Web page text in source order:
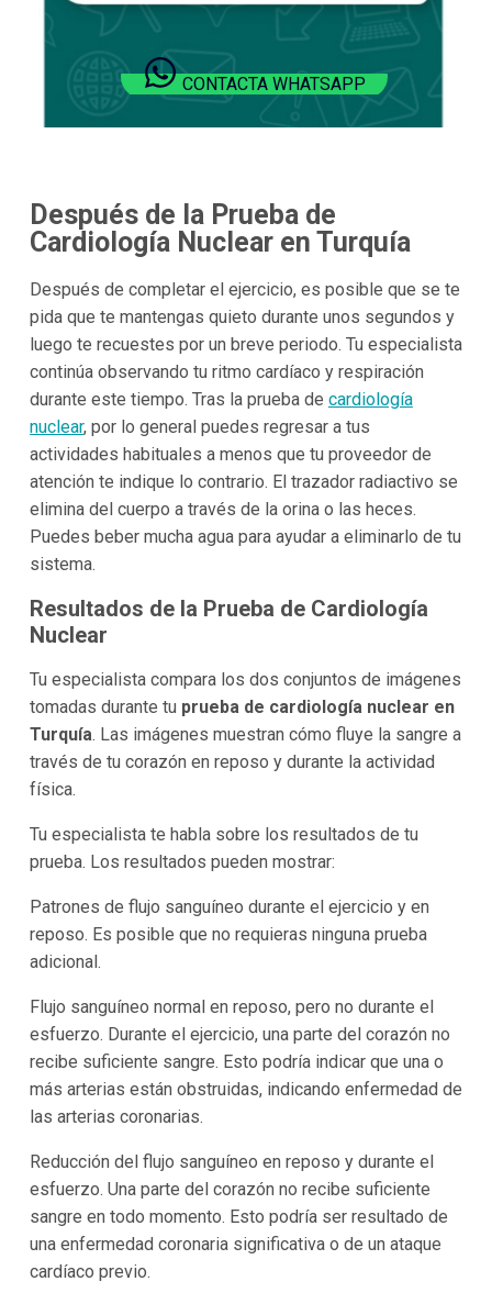
CONTACTA WHATSAPP
Después de la Prueba de
Cardiología Nuclear en Turquía
Después de completar el ejercicio, es posible que se te
pida que te mantengas quieto durante unos segundos y
luego te recuestes por un breve periodo. Tu especialista
continúa observando tu ritmo cardíaco y respiración
durante este tiempo. Tras la prueba de cardiología
nuclear, por lo general puedes regresar a tus
actividades habituales a menos que tu proveedor de
atención te indique lo contrario. El trazador radiactivo se
elimina del cuerpo a través de la orina o las heces.
Puedes beber mucha agua para ayudar a eliminarlo de tu
sistema.
Resultados de la Prueba de Cardiología
Nuclear
Tu especialista compara los dos conjuntos de imágenes
tomadas durante tu prueba de cardiología nuclear en
Turquía. Las imágenes muestran cómo fluye la sangre a
través de tu corazón en reposo y durante la actividad
física.
Tu especialista te habla sobre los resultados de tu
prueba. Los resultados pueden mostrar:
Patrones de flujo sanguíneo durante el ejercicio y en
reposo. Es posible que no requieras ninguna prueba
adicional.
Flujo sanguíneo normal en reposo, pero no durante el
esfuerzo. Durante el ejercicio, una parte del corazón no
recibe suficiente sangre. Esto podría indicar que una o
más arterias están obstruidas, indicando enfermedad de
las arterias coronarias.
Reducción del flujo sanguíneo en reposo y durante el
esfuerzo. Una parte del corazón no recibe suficiente
sangre en todo momento. Esto podría ser resultado de
una enfermedad coronaria significativa o de un ataque
cardíaco previo.